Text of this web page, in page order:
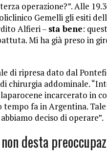
operazione?”. Alle
Gemelli gli esiti
Alfieri – sta bene:
Mi ha già preso in
di ripresa dato dal
chirurgia addominale.
incarcerato in
tempo fa in Argentina.
deciso di operare”.
desta